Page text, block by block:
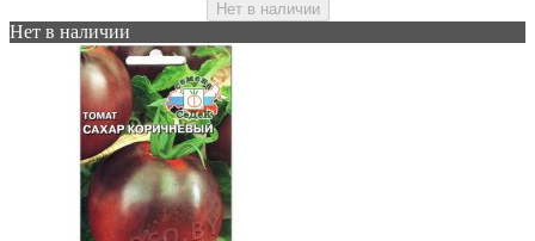
Нет в наличии
Нет в наличии